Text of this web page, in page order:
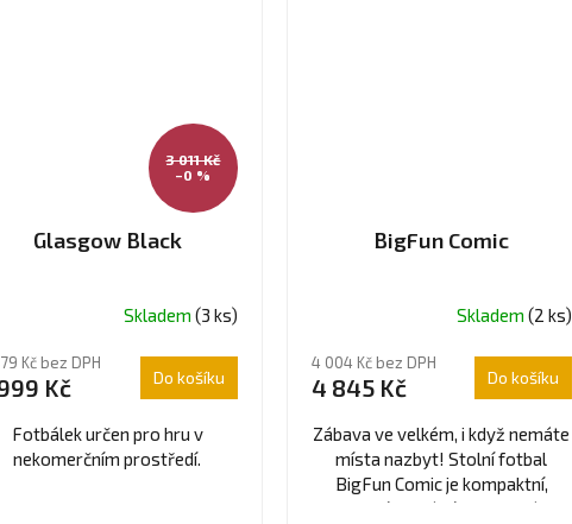
3 011 Kč
–0 %
Glasgow Black
Skladem (3 ks)
Kč bez DPH
Kč Do košíku
Fotbálek určen pro hru v
nekomerčním prostředí.
BigFun Comic
Skladem (2 ks)
4 004 Kč bez DPH
4 845 Kč Do košíku
Zábava ve velkém, i když nemáte
místa nazbyt! Stolní fotbal
BigFun Comic je kompaktní,
stabilní a ideální pro rychlé a